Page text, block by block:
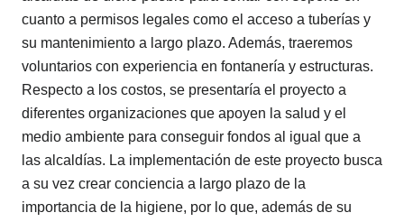
cuanto a permisos legales como el acceso a tuberías y
su mantenimiento a largo plazo. Además, traeremos
voluntarios con experiencia en fontanería y estructuras.
Respecto a los costos, se presentaría el proyecto a
diferentes organizaciones que apoyen la salud y el
medio ambiente para conseguir fondos al igual que a
las alcaldías. La implementación de este proyecto busca
a su vez crear conciencia a largo plazo de la
importancia de la higiene, por lo que, además de su